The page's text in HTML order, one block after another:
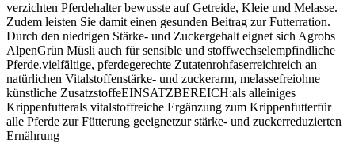
verzichten Pferdehalter bewusste auf Getreide, Kleie und Melasse.
Zudem leisten Sie damit einen gesunden Beitrag zur Futterration.
Durch den niedrigen Stärke- und Zuckergehalt eignet sich Agrobs
AlpenGrün Müsli auch für sensible und stoffwechselempfindliche
Pferde.vielfältige, pferdegerechte Zutatenrohfaserreichreich an
natürlichen Vitalstoffenstärke- und zuckerarm, melassefreiohne
künstliche ZusatzstoffeEINSATZBEREICH:als alleiniges
Krippenfutterals vitalstoffreiche Ergänzung zum Krippenfutterfür
alle Pferde zur Fütterung geeignetzur stärke- und zuckerreduzierten
Ernährung